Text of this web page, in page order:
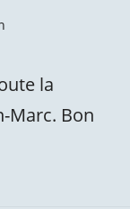
la
Marc. Bon